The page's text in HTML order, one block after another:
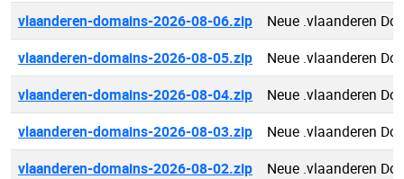
vlaanderen-domains-2026-08-06.zip
Neue .vlaanderen
vlaanderen-domains-2026-08-05.zip
Neue .vlaanderen
vlaanderen-domains-2026-08-04.zip
Neue .vlaanderen
vlaanderen-domains-2026-08-03.zip
Neue .vlaanderen
vlaanderen-domains-2026-08-02.zip
Neue .vlaanderen